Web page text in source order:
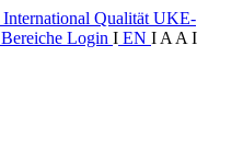
International Qualität UKE-
Bereiche Login I EN I A A I